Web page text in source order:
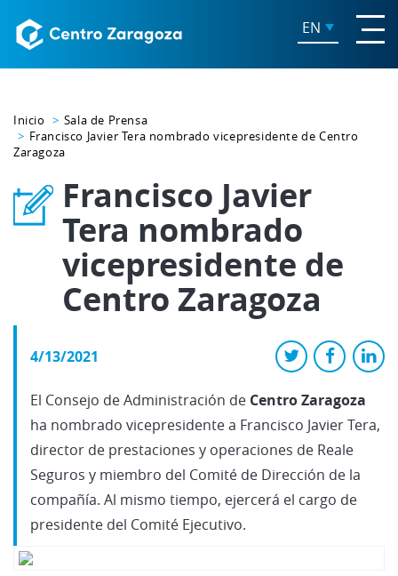
EN
Inicio
Sala de Prensa
Francisco Javier Tera nombrado vicepresidente de Centro
Zaragoza
Francisco Javier
Tera nombrado
vicepresidente de
Centro Zaragoza
4/13/2021
El Consejo de Administración de Centro Zaragoza
ha nombrado vicepresidente a Francisco Javier Tera,
director de prestaciones y operaciones de Reale
Seguros y miembro del Comité de Dirección de la
compañía. Al mismo tiempo, ejercerá el cargo de
presidente del Comité Ejecutivo.